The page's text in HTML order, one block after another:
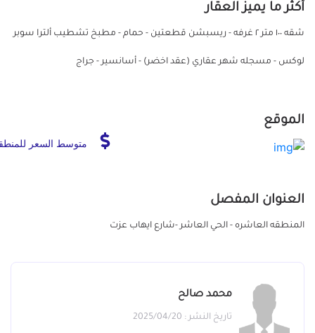
أكثر ما يميز العقار
شقه ١٠٠ متر ٢ غرفه - ريسبشن قطعتين - حمام - مطبخ تشطيب ألترا سوبر
لوكس - مسجله شهر عقاري (عقد اخضر) - أسانسير - جراج
الموقع
متوسط السعر
العنوان المفصل
المنطقه العاشره - الحي العاشر -شارع ايهاب عزت
محمد صالح
تاريخ النشر : 2025/04/20